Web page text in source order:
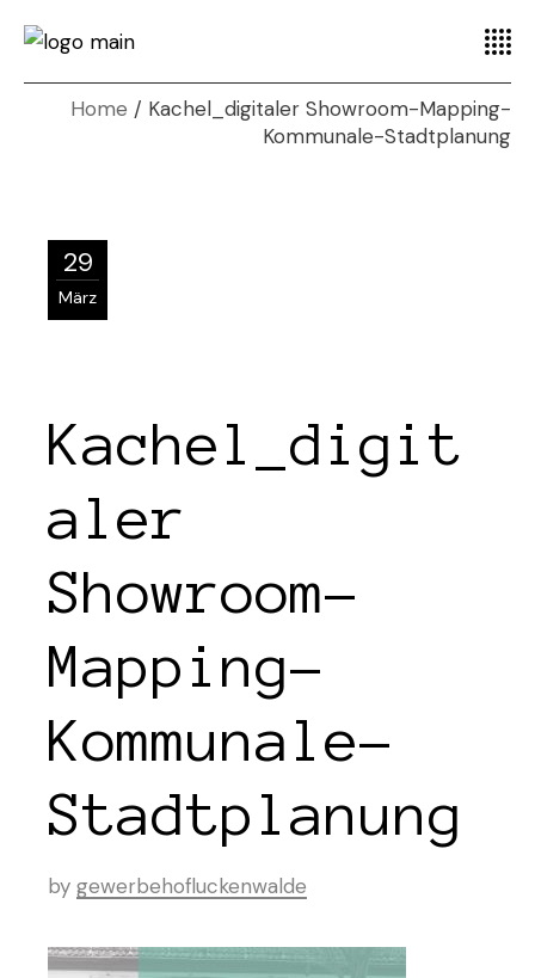
Home
Kachel_digitaler Showroom-Mapping-
Kommunale-Stadtplanung
29
März
Kachel_digit
aler
Showroom-
Mapping-
Kommunale-
Stadtplanung
by gewerbehofluckenwalde